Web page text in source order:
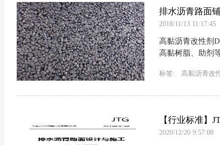
排水沥青路面
2018/11/13 11:17:45
高黏沥青改性剂
高黏树脂、助剂
标签: 高黏沥青改
【行业标准】
施工技术规范
2020/12/20 9:57:08